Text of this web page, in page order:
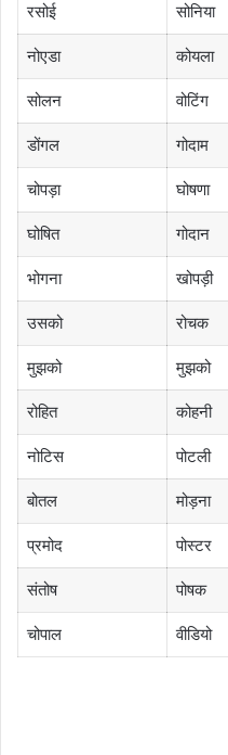
रसोई सोनिया
नोएडा कोयला
सोलन वोटिंग
डोंगल गोदाम
चोपड़ा घोषणा
घोषित गोदान
भोगना खोपड़ी
उसको रोचक
मुझको मुझको
रोहित कोहनी
नोटिस पोटली
बोतल मोड़ना
प्रमोद पोस्टर
संतोष पोषक
चोपाल वीडियो